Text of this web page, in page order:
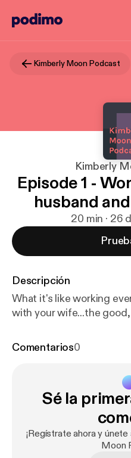
Kimberly Moon Podcast
Kimberly
Episode 1 -
husband
20 min · 26
Descripción
What it's like working
with your wife...the
Comentarios0
Sé la
¡Regístrate ahora y
Moon